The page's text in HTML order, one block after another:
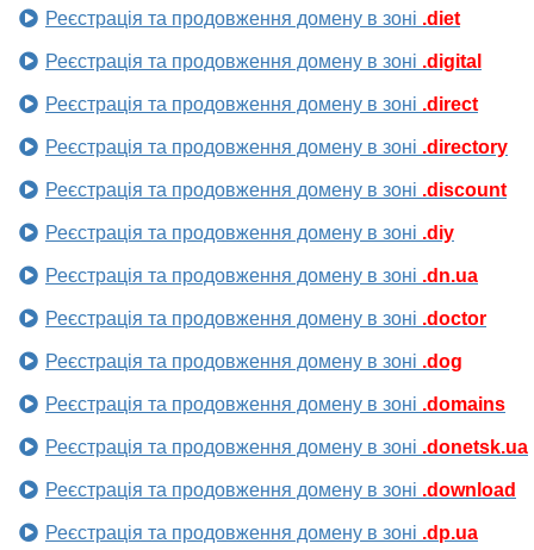
Реєстрація та продовження домену в зоні .diet
Реєстрація та продовження домену в зоні .digital
Реєстрація та продовження домену в зоні .direct
Реєстрація та продовження домену в зоні .directory
Реєстрація та продовження домену в зоні .discount
Реєстрація та продовження домену в зоні .diy
Реєстрація та продовження домену в зоні .dn.ua
Реєстрація та продовження домену в зоні .doctor
Реєстрація та продовження домену в зоні .dog
Реєстрація та продовження домену в зоні .domains
Реєстрація та продовження домену в зоні .donetsk.ua
Реєстрація та продовження домену в зоні .download
Реєстрація та продовження домену в зоні .dp.ua